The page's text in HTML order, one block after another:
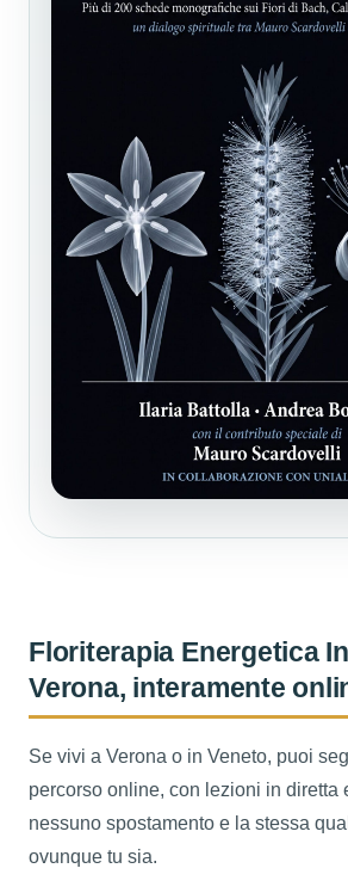
Floriterapia Energetica
Verona, interamente
Se vivi a Verona o in Veneto, puoi
percorso online, con lezioni in diretta
nessuno spostamento e la stessa
ovunque tu sia.